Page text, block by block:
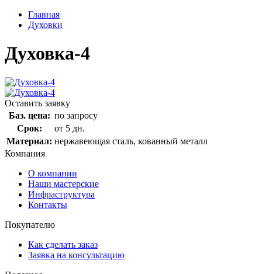
Главная
Духовки
Духовка-4
Оставить заявку
Баз. цена: по запросу
Срок:
от 5 дн.
Материал: нержавеющая сталь, кованный металл
Компания
О компании
Наши мастерские
Инфраструктура
Контакты
Покупателю
Как сделать заказ
Заявка на консультацию